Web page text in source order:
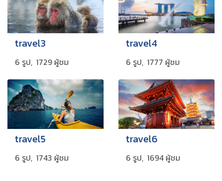
travel3
6 รูป, 1729 ผู้ชม
travel4
6 รูป, 1777 ผู้ชม
travel5
6 รูป, 1743 ผู้ชม
travel6
6 รูป, 1694 ผู้ชม